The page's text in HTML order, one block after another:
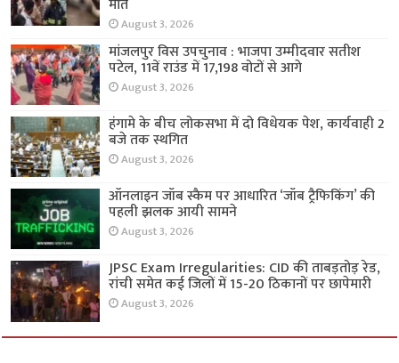
मौत
August 3, 2026
मांजलपुर विस उपचुनाव : भाजपा उम्मीदवार सतीश
पटेल, 11वें राउंड में 17,198 वोटों से आगे
August 3, 2026
हंगामे के बीच लोकसभा में दो विधेयक पेश, कार्यवाही 2
बजे तक स्थगित
August 3, 2026
ऑनलाइन जॉब स्कैम पर आधारित ‘जॉब ट्रैफिकिंग’ की
पहली झलक आयी सामने
August 3, 2026
JPSC Exam Irregularities: CID की ताबड़तोड़ रेड,
रांची समेत कई जिलों में 15-20 ठिकानों पर छापेमारी
August 3, 2026